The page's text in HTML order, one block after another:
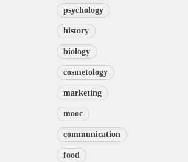
psychology
history
biology
cosmetology
marketing
mooc
communication
food